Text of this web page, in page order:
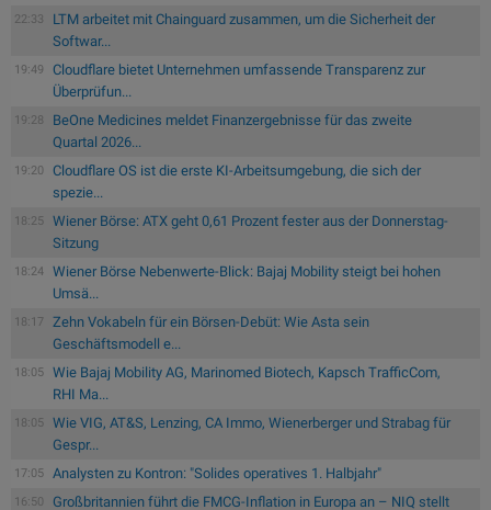
22:33
LTM arbeitet mit Chainguard zusammen, um die Sicherheit der
Softwar...
19:49
Cloudflare bietet Unternehmen umfassende Transparenz zur
Überprüfun...
19:28
BeOne Medicines meldet Finanzergebnisse für das zweite
Quartal 2026...
19:20
Cloudflare OS ist die erste KI-Arbeitsumgebung, die sich der
spezie...
18:25
Wiener Börse: ATX geht 0,61 Prozent fester aus der Donnerstag-
Sitzung
18:24
Wiener Börse Nebenwerte-Blick: Bajaj Mobility steigt bei hohen
Umsä...
18:17
Zehn Vokabeln für ein Börsen-Debüt: Wie Asta sein
Geschäftsmodell e...
18:05
Wie Bajaj Mobility AG, Marinomed Biotech, Kapsch TrafficCom,
RHI Ma...
18:05
Wie VIG, AT&S, Lenzing, CA Immo, Wienerberger und Strabag für
Gespr...
17:05 Analysten zu Kontron: "Solides operatives 1. Halbjahr"
16:50 Großbritannien führt die FMCG-Inflation in Europa an – NIQ stellt